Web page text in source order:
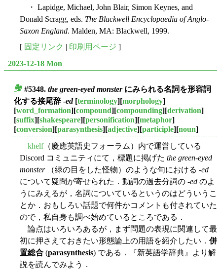
・ Lapidge, Michael, John Blair, Simon Keynes, and
Donald Scragg, eds. The Blackwell Encyclopaedia of Anglo-
Saxon England. Malden, MA: Blackwell, 1999.
[ 固定リンク | 印刷用ページ ]
2023-12-18 Mon
#5348. the green-eyed monsterにみられる名詞を形容詞
化する接尾辞 -ed[terminology][morphology]
[word_formation][compound][compounding][derivation]
[suffix][shakespeare][personification][metaphor]
[conversion][parasynthesis][adjective][participle][noun]
khelf（慶應英語史フォーラム）内で運営している
Discord コミュニティにて，標題に掲げた the green-eyed
monster（緑の目をした怪物）のような句における -ed
について疑問が寄せられた．動詞の過去分詞の -ed のよ
うにみえるが，名詞についているというのはどういうこ
とか．おもしろい話題で何件かコメントも付されていた
ので，私自身も調べ始めているところである．
論点はいろいろあるが，まず問題の表現に関連して最
初に押さえておきたい形態論上の用語を紹介したい． 併
置総合 (parasynthesis) である．『新英語学辞典』より解
説を読んでみよう．